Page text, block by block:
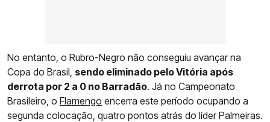
No entanto, o Rubro-Negro não conseguiu avançar na
Copa do Brasil, sendo eliminado pelo Vitória após
derrota por 2 a 0 no Barradão. Já no Campeonato
Brasileiro, o Flamengo encerra este período ocupando a
segunda colocação, quatro pontos atrás do líder Palmeiras.